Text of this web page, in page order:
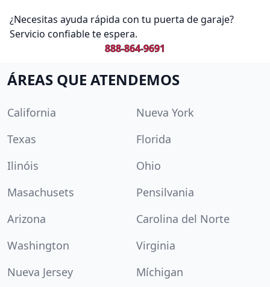
¿Necesitas ayuda rápida con tu puerta de garaje?
Servicio confiable te espera.
888-864-9691
ÁREAS QUE ATENDEMOS
California
Nueva York
Texas
Florida
Ilinóis
Ohio
Masachusets
Pensilvania
Arizona
Carolina del Norte
Washington
Virginia
Nueva Jersey
Míchigan